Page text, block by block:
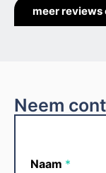
meer reviews
Neem
Naam *